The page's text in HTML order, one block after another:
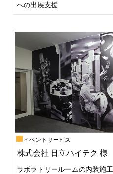
への出展支援
イベントサービス
株式会社 日立ハイテク 様
ラボラトリールームの内装施工